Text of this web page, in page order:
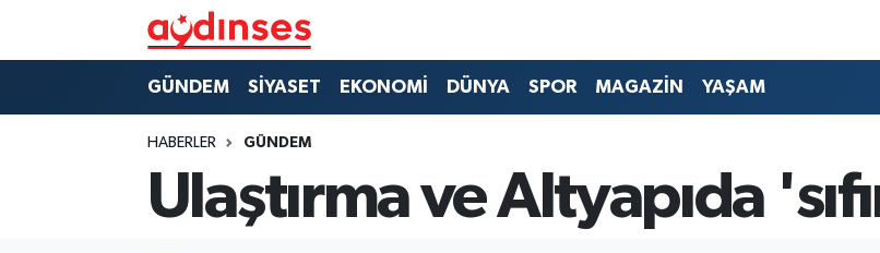
GÜNDEM SİYASET EKONOMİ DÜNYA SPOR MAGAZİN YAŞAM
HABERLER GÜNDEM
Ulaştırma ve Altyapıda
Nöbetçi Eczaneler
Hava Durumu
Aydin Namaz Vakitleri